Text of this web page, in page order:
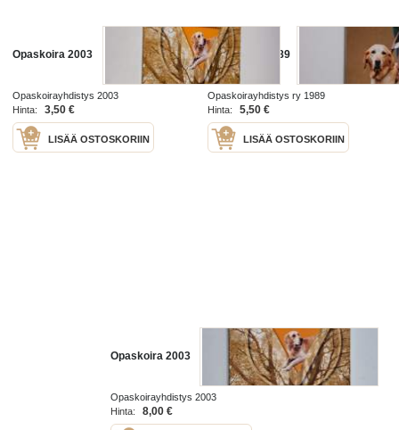
Opaskoira 2003
Opaskoirayhdistys 2003
Hinta:
3,50 €
LISÄÄ OSTOSKORIIN
Opaskoira. 1989
Opaskoirayhdistys ry 1989
Hinta:
5,50 €
LISÄÄ OSTOSKORIIN
Opaskoira 2003
Opaskoirayhdistys 2003
Hinta:
8,00 €